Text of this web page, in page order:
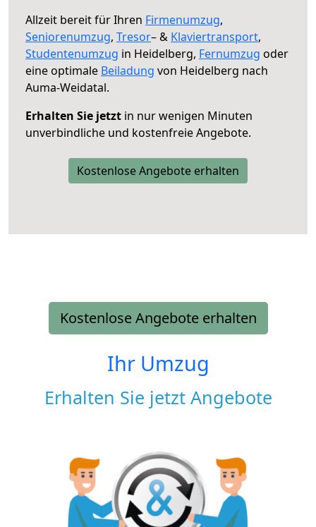
Allzeit bereit für Ihren Firmenumzug,
Seniorenumzug, Tresor– & Klaviertransport,
Studentenumzug in Heidelberg, Fernumzug oder
eine optimale Beiladung von Heidelberg nach
Auma-Weidatal.
Erhalten Sie jetzt in nur wenigen Minuten
unverbindliche und kostenfreie Angebote.
Kostenlose Angebote erhalten
Kostenlose Angebote erhalten
Ihr Umzug
Erhalten Sie jetzt Angebote